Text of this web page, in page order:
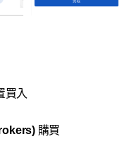
買入
購買